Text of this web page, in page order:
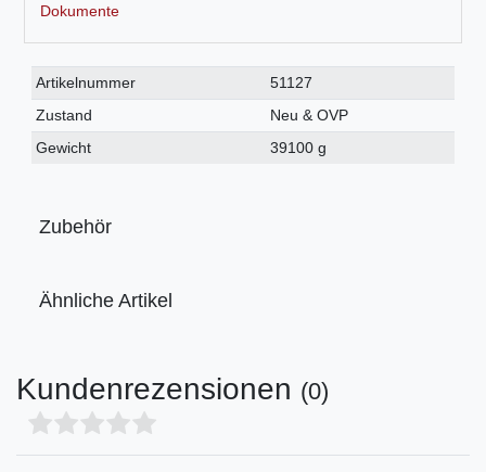
Dokumente
Technisches
Merkmal
Wert
Artikelnummer
51127
Zustand
Neu & OVP
Gewicht
39100 g
Zubehör
Ähnliche Artikel
Kundenrezensionen (0)